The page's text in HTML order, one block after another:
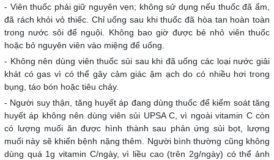
- Viên thuốc phải giữ nguyên vẹn; không sử dụng nếu thuốc đã ẩm,
đã rách khỏi vỏ thiếc. Chỉ uống sau khi thuốc đã hòa tan hoàn toàn
trong nước sôi để nguội. Không bao giờ được bẻ nhỏ viên thuốc
hoặc bỏ nguyên viên vào miệng để uống.
- Không nên dùng viên thuốc sủi sau khi đã uống các loại nước giải
khát có gas vì có thể gây cảm giác ậm ạch do có nhiều hơi trong
bụng, táo bón hoặc tiêu chảy.
- Người suy thận, tăng huyết áp đang dùng thuốc để kiểm soát tăng
huyết áp không nên dùng viên sủi UPSA C, vì ngoài vitamin C còn
có lượng muối ăn được hình thành sau phản ứng sủi bọt, lượng
muối này sẽ khiến bệnh nặng thêm. Người bình thường cũng không
dùng quá 1g vitamin C/ngày, vì liều cao (trên 2g/ngày) có thể ảnh